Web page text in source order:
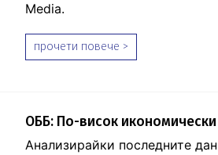
Media.
прочети повече >
ОББ: По-висок
Анализирайки последните